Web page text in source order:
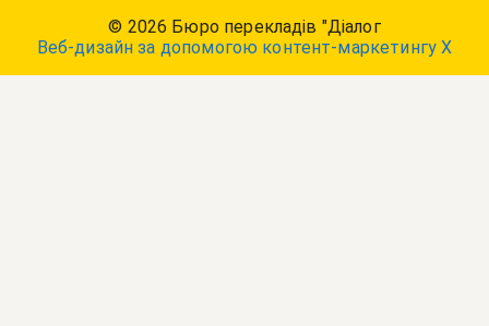
© 2026 Бюро перекладів "Діалог
Веб-дизайн за допомогою контент-маркетингу X